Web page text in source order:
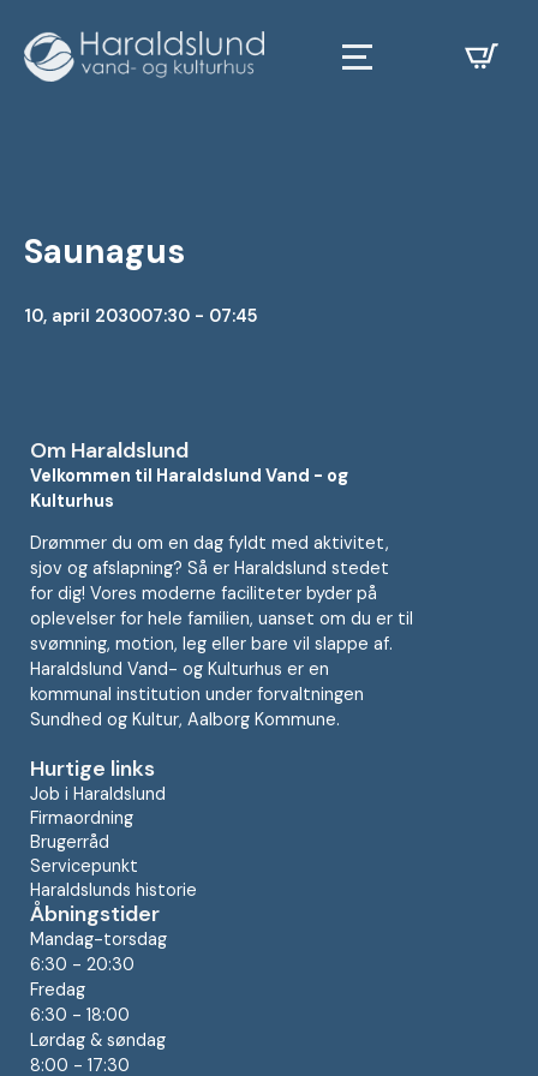
Saunagus
10, april 203007:30 - 07:45
Om Haraldslund
Velkommen til Haraldslund Vand - og
Kulturhus
Drømmer du om en dag fyldt med aktivitet,
sjov og afslapning? Så er Haraldslund stedet
for dig! Vores moderne faciliteter byder på
oplevelser for hele familien, uanset om du er til
svømning, motion, leg eller bare vil slappe af.
Haraldslund Vand- og Kulturhus er en
kommunal institution under forvaltningen
Sundhed og Kultur, Aalborg Kommune.
Hurtige links
Job i Haraldslund
Firmaordning
Brugerråd
Servicepunkt
Haraldslunds historie
Åbningstider
Mandag-torsdag
6:30 - 20:30
Fredag
6:30 - 18:00
Lørdag & søndag
8:00 - 17:30